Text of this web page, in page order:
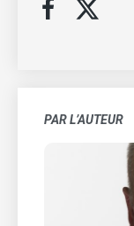
PAR L’AUTEUR